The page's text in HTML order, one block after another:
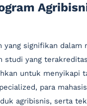
signifikan dalam
studi yang
untuk menyikapi
para
agribisnis, serta